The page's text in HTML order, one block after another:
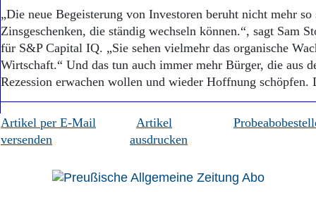
„Die neue Begeisterung von Investoren beruht nicht mehr so
Zinsgeschenken, die ständig wechseln können.“, sagt Sam
für S&P Capital IQ. „Sie sehen vielmehr das organische
Wirtschaft.“ Und das tun auch immer mehr Bürger, die aus
Rezession erwachen wollen und wieder Hoffnung
Artikel per E-Mail
versenden
Artikel
ausdrucken